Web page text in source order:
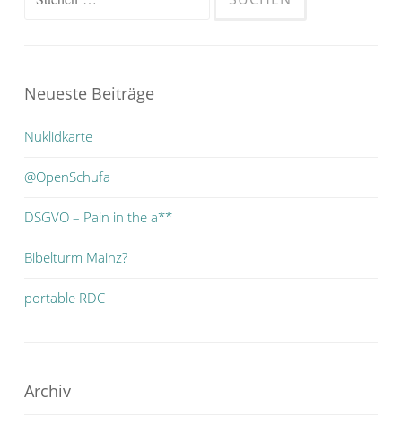
Neueste Beiträge
Nuklidkarte
@OpenSchufa
DSGVO – Pain in the a**
Bibelturm Mainz?
portable RDC
Archiv